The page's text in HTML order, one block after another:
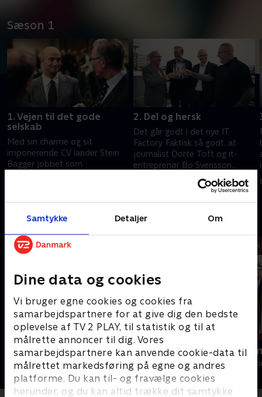
Samtykke Detaljer Om
Dine data og cookies
Vi bruger egne cookies og cookies fra
samarbejdspartnere for at give dig den bedste
oplevelse af TV 2 PLAY, til statistik og til at
målrette annoncer til dig. Vores
samarbejdspartnere kan anvende cookie-data til
målrettet markedsføring på egne og andres
platforme. Du kan til- og fravælge cookies
herunder, og du kan altid trække dit samtykke
Sæson 1
1. Vejen til det gode
selskab
Med sin charme og sit
imponerende CV lander Stein
Bagger jobbet som
2. Del og hersk
Det går godt i det nye IT
Factory. Faktisk så godt, at
journalist Dorte Toft og it-
entreprenør Bo Svensson
spørgsmålstegn ved firmaets
1. marts 2026 • 45 min
Andre så også
Efterforskningen
Drama • 1 sæsoner
Familier
Drama • 1